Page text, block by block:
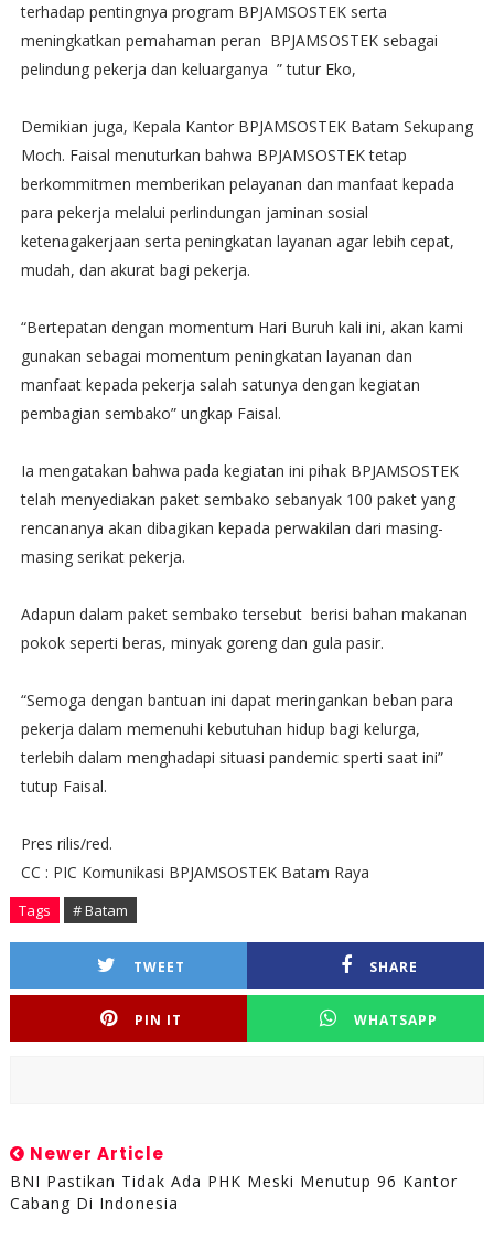
terhadap pentingnya program BPJAMSOSTEK serta
meningkatkan pemahaman peran BPJAMSOSTEK sebagai
pelindung pekerja dan keluarganya ” tutur Eko,
Demikian juga, Kepala Kantor BPJAMSOSTEK Batam Sekupang
Moch. Faisal menuturkan bahwa BPJAMSOSTEK tetap
berkommitmen memberikan pelayanan dan manfaat kepada
para pekerja melalui perlindungan jaminan sosial
ketenagakerjaan serta peningkatan layanan agar lebih cepat,
mudah, dan akurat bagi pekerja.
“Bertepatan dengan momentum Hari Buruh kali ini, akan kami
gunakan sebagai momentum peningkatan layanan dan
manfaat kepada pekerja salah satunya dengan kegiatan
pembagian sembako” ungkap Faisal.
Ia mengatakan bahwa pada kegiatan ini pihak BPJAMSOSTEK
telah menyediakan paket sembako sebanyak 100 paket yang
rencananya akan dibagikan kepada perwakilan dari masing-
masing serikat pekerja.
Adapun dalam paket sembako tersebut berisi bahan makanan
pokok seperti beras, minyak goreng dan gula pasir.
“Semoga dengan bantuan ini dapat meringankan beban para
pekerja dalam memenuhi kebutuhan hidup bagi kelurga,
terlebih dalam menghadapi situasi pandemic sperti saat ini”
tutup Faisal.
Pres rilis/red.
CC : PIC Komunikasi BPJAMSOSTEK Batam Raya
Tags # Batam
TWEET SHARE
PIN IT WHATSAPP
Newer Article
BNI Pastikan Tidak Ada PHK Meski Menutup 96 Kantor
Cabang Di Indonesia